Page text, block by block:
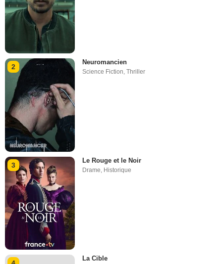
2
Neuromancien
Science Fiction,Thriller
3
Le Rouge et le Noir
Drame Historique
La Cible